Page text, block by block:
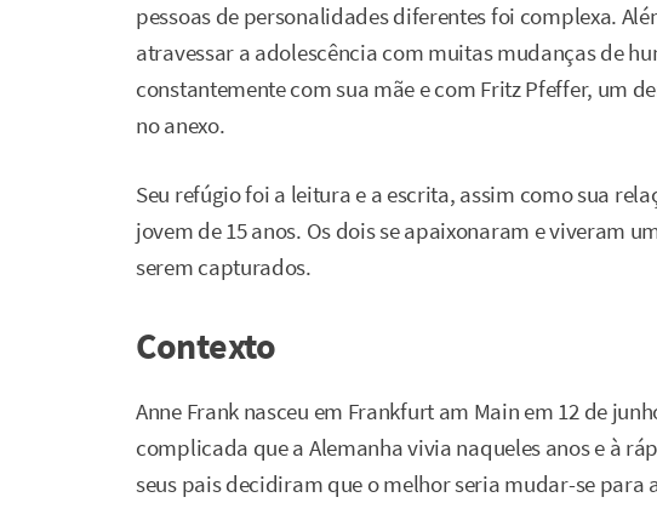
pessoas de personalidades diferentes foi complexa.
atravessar a adolescência com muitas mudanças de
constantemente com sua mãe e com Fritz Pfeffer, um
no anexo.
Seu refúgio foi a leitura e a escrita, assim como sua
jovem de 15 anos. Os dois se apaixonaram e viveram
serem capturados.
Contexto
Anne Frank nasceu em Frankfurt am Main em 12 de
complicada que a Alemanha vivia naqueles anos e à
seus pais decidiram que o melhor seria mudar-se para